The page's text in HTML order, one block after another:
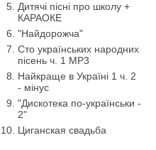
Дитячі пісні про школу +
КАРАОКЕ
"Найдорожча"
Сто українських народних
пісень ч. 1 МР3
Найкраще в Україні 1 ч. 2
- мінус
"Дискотека по-українськи -
2"
Циганская свадьба